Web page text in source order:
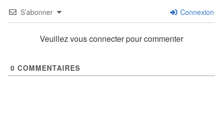
S’abonner Connexion
Veuillez vous connecter pour commenter
0 COMMENTAIRES